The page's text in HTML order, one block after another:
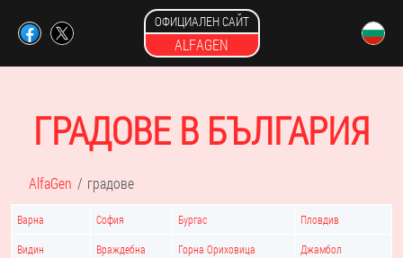
ОФИЦИАЛЕН САЙТ
ALFAGEN
ГРАДОВЕ В БЪЛГАРИЯ
AlfaGen градове
Варна София Бургас Пловдив
Видин Враждебна Горна Ориховица Джамбол